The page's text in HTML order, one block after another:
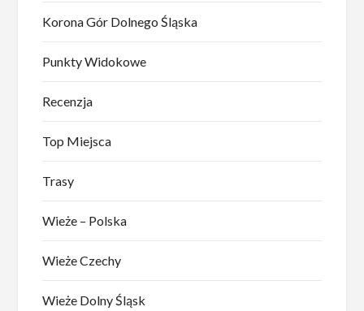
Korona Gór Dolnego Śląska
Punkty Widokowe
Recenzja
Top Miejsca
Trasy
Wieże – Polska
Wieże Czechy
Wieże Dolny Śląsk